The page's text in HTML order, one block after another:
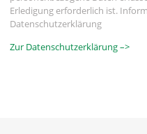
Erledigung erforderlich ist.
Datenschutzerklärung
Zur Datenschutzerklärung –>